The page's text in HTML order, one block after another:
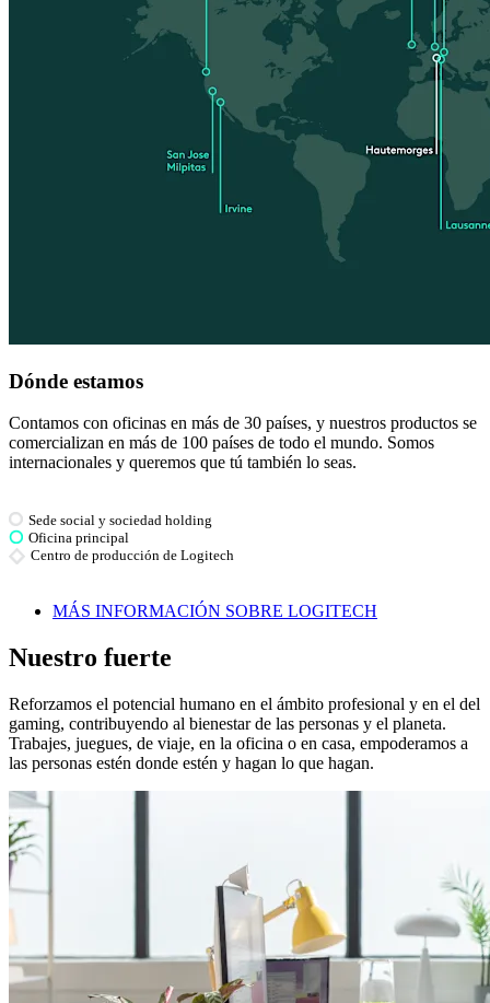
Dónde estamos
Contamos con oficinas en más de 30 países, y nuestros productos se
comercializan en más de 100 países de todo el mundo. Somos
internacionales y queremos que tú también lo seas.
Sede social y sociedad holding
Oficina principal
Centro de producción de Logitech
MÁS INFORMACIÓN SOBRE LOGITECH
Nuestro fuerte
Reforzamos el potencial humano en el ámbito profesional y en el del
gaming, contribuyendo al bienestar de las personas y el planeta.
Trabajes, juegues, de viaje, en la oficina o en casa, empoderamos a
las personas estén donde estén y hagan lo que hagan.